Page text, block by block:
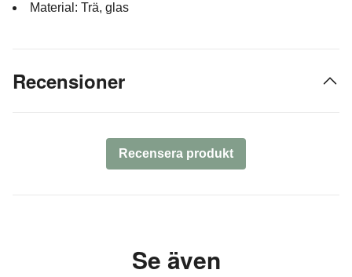
Material: Trä, glas
Recensioner
Recensera produkt
Se även